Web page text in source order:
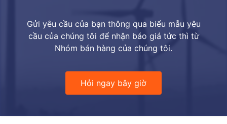
Gửi yêu cầu của bạn thông qua biểu mẫu yêu
cầu của chúng tôi để nhận báo giá tức thì từ
Nhóm bán hàng của chúng tôi.
Hỏi ngay bây giờ